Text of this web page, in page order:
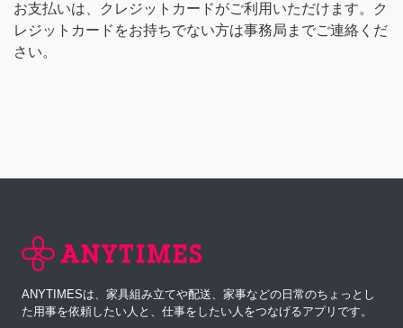
お支払いは、クレジットカードがご利用いただけます。ク
レジットカードをお持ちでない方は事務局までご連絡くだ
さい。
ANYTIMESは、家具組み立てや配送、家事などの日常のちょっとし
た用事を依頼したい人と、仕事をしたい人をつなげるアプリです。